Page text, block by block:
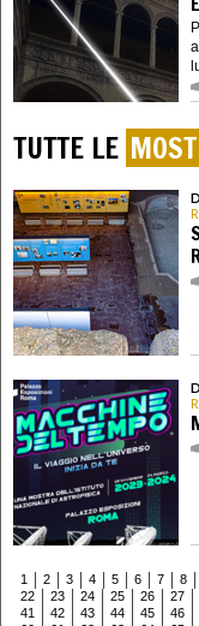
TUTTE LE
1 2 3 4 5 6 7 8
22
23 24 25 26 27
41
42 43 44 45 46